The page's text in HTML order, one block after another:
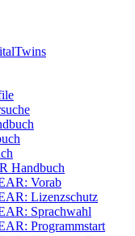
Handbuch
Vorab
Lizenzschutz
Sprachwahl
Programmstart